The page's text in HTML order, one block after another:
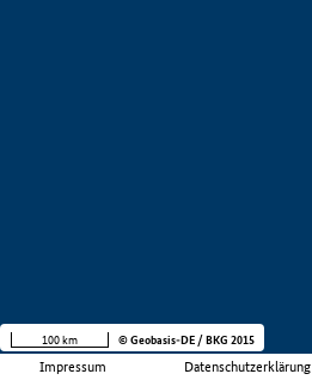
Impressum Datenschutzerklärung
100 km © Geobasis-DE / BKG 2015